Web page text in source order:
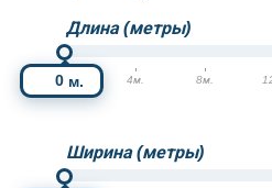
Длина (метры)
м.
0м. 4м. 8м.
Ширина (метры)